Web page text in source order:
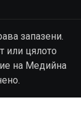
запазени.
или цялото
на Медийна